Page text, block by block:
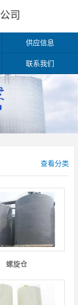
司
供应信息
联系我们
查看分类
螺旋仓